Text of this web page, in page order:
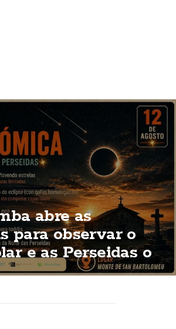
abre as
para observar o
e as Perseidas o